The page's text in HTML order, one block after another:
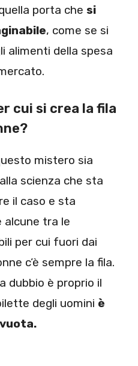
porta che si
, come se si
alimenti della spesa
cui si crea la fila
mistero sia
scienza che sta
il caso e sta
alcune tra le
per cui fuori dai
c’è sempre la fila.
dubbio è proprio il
degli uomini è